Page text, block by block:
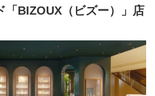
終業時間は遅くなる場合がありま
いているお問い合わせの返信対応など
事務作業
、「提案」が仕事です。受注生産で
お客さまの話をじっくりとお伺い
ご案内します。ショールームは“完
半。時間をかけた丁寧な接客をおこ
のお問い合わせ対応 など
業時の対応）
決め
理）
「BIZOUX（ビズー）」店